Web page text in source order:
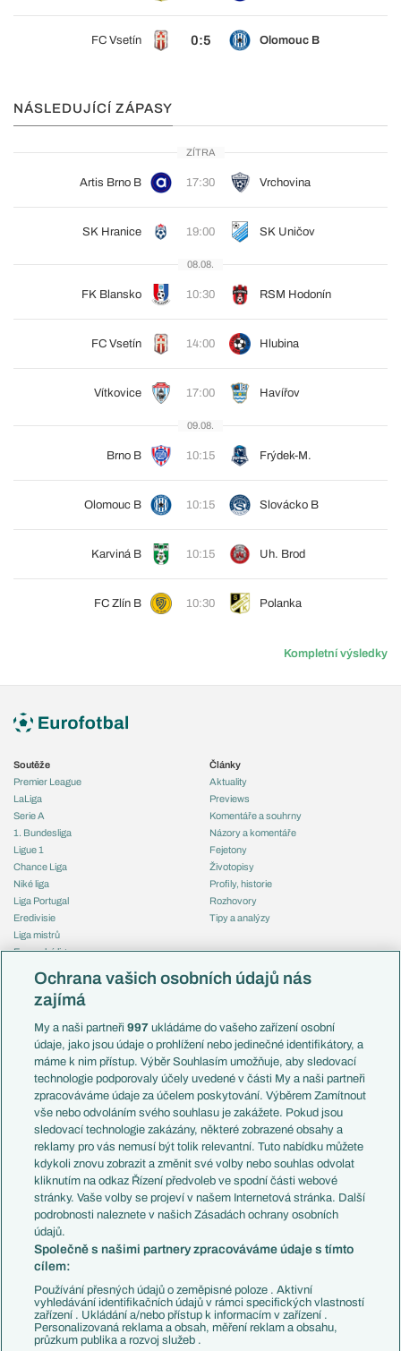
FC Vsetín 0:5 Olomouc B
NÁSLEDUJÍCÍ ZÁPASY
ZÍTRA
Artis Brno B 17:30 Vrchovina
SK Hranice 19:00 SK Uničov
08.08.
FK Blansko 10:30 RSM Hodonín
FC Vsetín 14:00 Hlubina
Vítkovice 17:00 Havířov
09.08.
Brno B 10:15 Frýdek-M.
Olomouc B 10:15 Slovácko B
Karviná B 10:15 Uh. Brod
FC Zlín B 10:30 Polanka
Kompletní výsledky
Soutěže
Premier League
LaLiga
Serie A
1. Bundesliga
Ligue 1
Chance Liga
Niké liga
Liga Portugal
Eredivisie
Liga mistrů
Evropská liga
Mistrovství světa
Liga národů
Témata
Představení týmů MS
EuroSkauting
PL v kostce
Evropské koeficienty
Přestupy
Přestupové spekulace
Zranění
Kluby
Arsenal FC
Chelsea FC
Manchester United
AC Milán
Juventus FC
Bayern Mnichov
FC Barcelona
Real Madrid
Články
Aktuality
Previews
Komentáře a souhrny
Názory a komentáře
Fejetony
Životopisy
Profily, historie
Rozhovory
Tipy a analýzy
Česko
Francie
Itálie
Německo
Španělsko
Argentina
Brazílie
Přestupy
Zápasy
Livescore
Tipovací soutěž
Ochrana vašich osobních údajů nás
zajímá
My a naši partneři997 ukládáme do vašeho zařízení osobní
údaje, jako jsou údaje o prohlížení nebo jedinečné identifikátory, a
máme k nim přístup. Výběr Souhlasím umožňuje, aby sledovací
technologie podporovaly účely uvedené v části My a naši partneři
zpracováváme údaje za účelem poskytování. Výběrem Zamítnout
vše nebo odvoláním svého souhlasu je zakážete. Pokud jsou
sledovací technologie zakázány, některé zobrazené obsahy a
reklamy pro vás nemusí být tolik relevantní. Tuto nabídku můžete
kdykoli znovu zobrazit a změnit své volby nebo souhlas odvolat
kliknutím na odkaz Řízení předvoleb ve spodní části webové
stránky. Vaše volby se projeví v našem Internetová stránka. Další
podrobnosti naleznete v našich Zásadách ochrany osobních
údajů.
Společně s našimi partnery zpracováváme údaje s tímto
cílem:
Používání přesných údajů o zeměpisné poloze . Aktivní
vyhledávání identifikačních údajů v rámci specifických vlastností
zařízení . Ukládání a/nebo přístup k informacím v zařízení .
Personalizovaná reklama a obsah, měření reklam a obsahu,
průzkum publika a rozvoj služeb .